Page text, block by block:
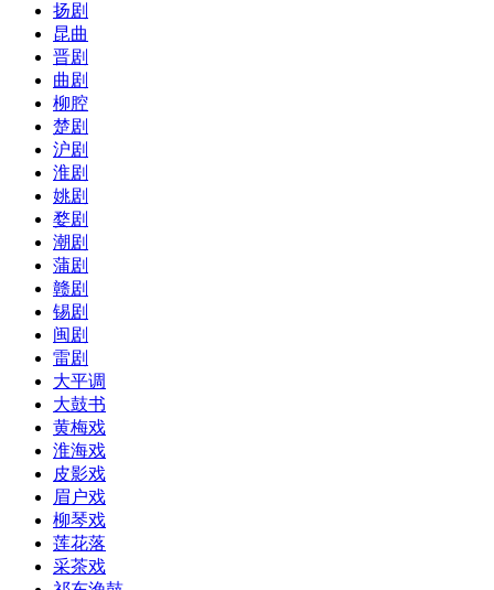
扬剧
昆曲
晋剧
曲剧
柳腔
楚剧
沪剧
淮剧
姚剧
婺剧
潮剧
蒲剧
赣剧
锡剧
闽剧
雷剧
大平调
大鼓书
黄梅戏
淮海戏
皮影戏
眉户戏
柳琴戏
莲花落
采茶戏